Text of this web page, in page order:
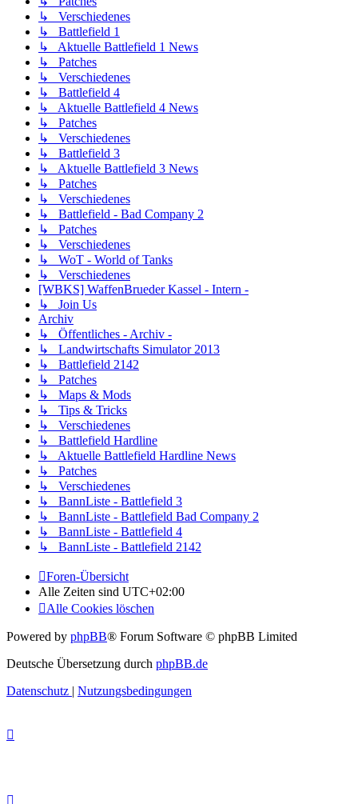
↳ Verschiedenes
↳ Battlefield 1
↳ Aktuelle Battlefield 1 News
↳ Patches
↳ Verschiedenes
↳ Battlefield 4
↳ Aktuelle Battlefield 4 News
↳ Patches
↳ Verschiedenes
↳ Battlefield 3
↳ Aktuelle Battlefield 3 News
↳ Patches
↳ Verschiedenes
↳ Battlefield - Bad Company 2
↳ Patches
↳ Verschiedenes
↳ WoT - World of Tanks
↳ Verschiedenes
[WBKS] WaffenBrueder Kassel - Intern -
↳ Join Us
Archiv
↳ Öffentliches - Archiv -
↳ Landwirtschafts Simulator 2013
↳ Battlefield 2142
↳ Patches
↳ Maps & Mods
↳ Tips & Tricks
↳ Verschiedenes
↳ Battlefield Hardline
↳ Aktuelle Battlefield Hardline News
↳ Patches
↳ Verschiedenes
↳ BannListe - Battlefield 3
↳ BannListe - Battlefield Bad Company 2
↳ BannListe - Battlefield 4
↳ BannListe - Battlefield 2142
Foren-Übersicht
Alle Zeiten sind UTC+02:00
Alle Cookies löschen
Powered by phpBB® Forum Software © phpBB Limited
Deutsche Übersetzung durch phpBB.de
Datenschutz | Nutzungsbedingungen